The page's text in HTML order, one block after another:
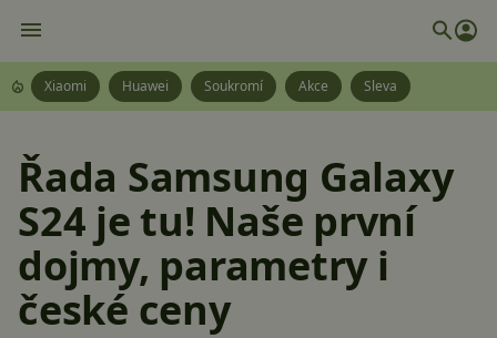
Xiaomi Huawei Soukromí Akce Sleva
Řada Samsung Galaxy
S24 je tu! Naše první
dojmy, parametry i
české ceny